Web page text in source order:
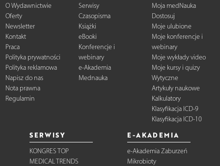
O Wydawnictwie
Oferty
Newsletter
Kontakt
Praca
Polityka prywatności
Polityka reklamowa
Napisz do nas
Nota prawna
Regulamin
Serwisy
Czasopisma
Książki
eBooki
Konferencje i
webinary
e-Akademia
Mednauka
Moja medNauka
Dostosuj
Moje ulubione
Moje konferencje i
webinary
Moje wykłady video
Moje kursy i quizy
Wytyczne
Artykuły naukowe
Kalkulatory
Klasyfikacja ICD-9
Klasyfikacja ICD-10
SERWISY
KONGRES TOP
MEDICAL TRENDS
E-AKADEMIA
e-Akademia Zaburzeń
Mikrobioty